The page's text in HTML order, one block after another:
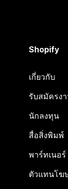
Shopify
เกี่ยวกับ
รับสมัครง
นักลงทุน
สื่อสิ่งพิมพ์
พาร์ทเนอร์
ตัวแทนโฆ